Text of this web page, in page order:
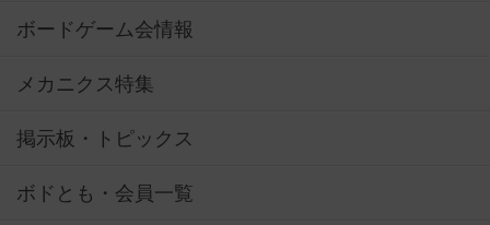
ボードゲーム会情報
メカニクス特集
掲示板・トピックス
ボドとも・会員一覧